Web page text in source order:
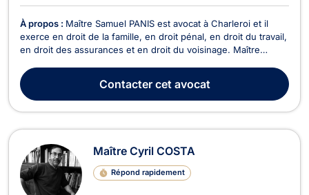
À propos : Maître Samuel PANIS est avocat à Charleroi et il
exerce en droit de la famille, en droit pénal, en droit du travail,
en droit des assurances et en droit du voisinage. Maître
des divorces à l'amiable ou contentieux, en matière de
cohabitation légale, de droit de ...
Contactercet avocat
Maître Cyril COSTA
Répond rapidement